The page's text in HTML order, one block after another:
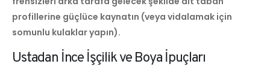
profillerine güçlüce kaynatın (veya vidalamak için
somunlu kulaklar yapın).
Ustadan İnce İşçilik ve Boya İpuçları